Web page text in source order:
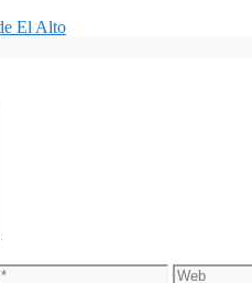
El Alto
Web